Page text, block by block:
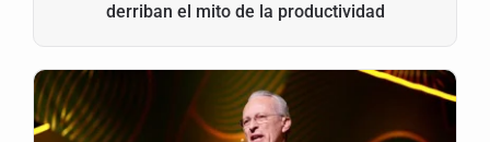
derriban el mito de la productividad